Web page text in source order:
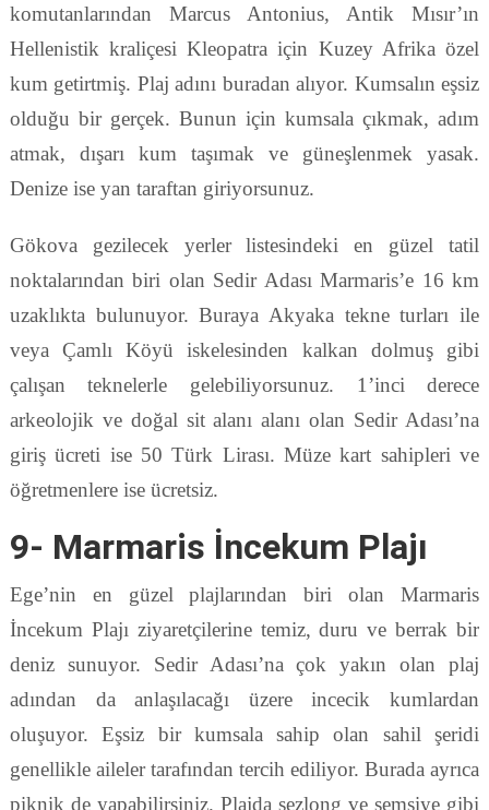
komutanlarından Marcus Antonius, Antik Mısır’ın
Hellenistik kraliçesi Kleopatra için Kuzey Afrika özel
kum getirtmiş. Plaj adını buradan alıyor. Kumsalın eşsiz
olduğu bir gerçek. Bunun için kumsala çıkmak, adım
atmak, dışarı kum taşımak ve güneşlenmek yasak.
Denize ise yan taraftan giriyorsunuz.
Gökova gezilecek yerler listesindeki en güzel tatil
noktalarından biri olan Sedir Adası Marmaris’e 16 km
uzaklıkta bulunuyor. Buraya Akyaka tekne turları ile
veya Çamlı Köyü iskelesinden kalkan dolmuş gibi
çalışan teknelerle gelebiliyorsunuz. 1’inci derece
arkeolojik ve doğal sit alanı alanı olan Sedir Adası’na
giriş ücreti ise 50 Türk Lirası. Müze kart sahipleri ve
öğretmenlere ise ücretsiz.
9- Marmaris İncekum Plajı
Ege’nin en güzel plajlarından biri olan Marmaris
İncekum Plajı ziyaretçilerine temiz, duru ve berrak bir
deniz sunuyor. Sedir Adası’na çok yakın olan plaj
adından da anlaşılacağı üzere incecik kumlardan
oluşuyor. Eşsiz bir kumsala sahip olan sahil şeridi
genellikle aileler tarafından tercih ediliyor. Burada ayrıca
piknik de yapabilirsiniz. Plajda şezlong ve şemsiye gibi